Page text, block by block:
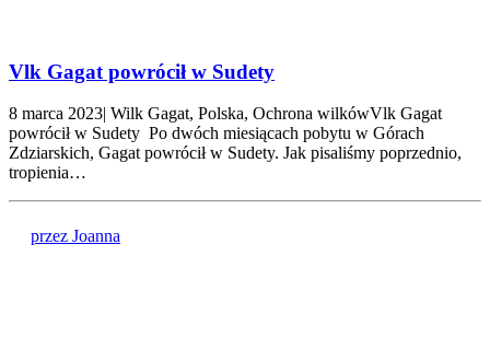
Vlk Gagat powrócił w Sudety
8 marca 2023| Wilk Gagat, Polska, Ochrona wilkówVlk Gagat
powrócił w Sudety Po dwóch miesiącach pobytu w Górach
Zdziarskich, Gagat powrócił w Sudety. Jak pisaliśmy poprzednio,
tropienia…
przez Joanna